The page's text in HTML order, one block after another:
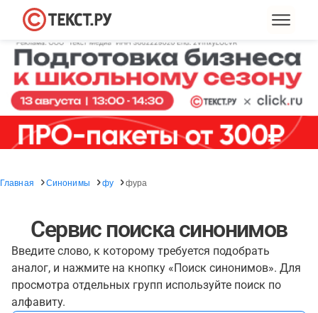
Главная Синонимы фу фура
Сервис поиска синонимов
Введите слово, к которому требуется подобрать
аналог, и нажмите на кнопку «Поиск синонимов». Для
просмотра отдельных групп используйте поиск по
алфавиту.